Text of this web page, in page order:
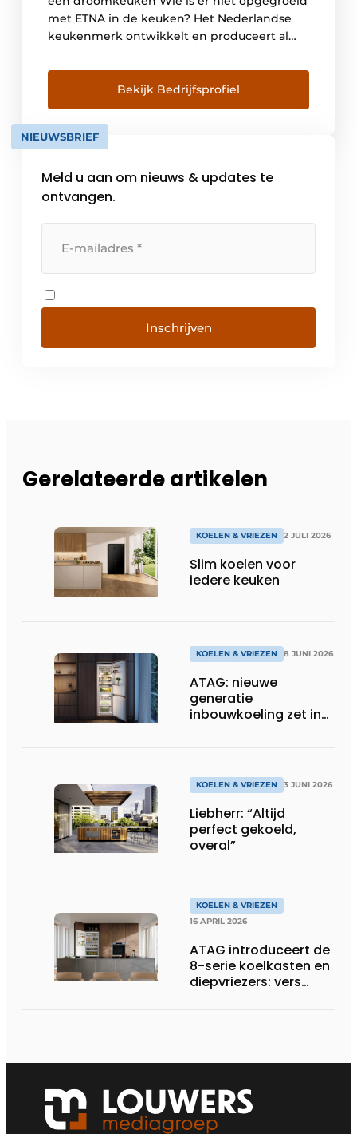
met ETNA in de keuken? Het Nederlandse
keukenmerk ontwikkelt en produceert al
Nederlandse huizen en bewoners in het
achterhoofd. Of je nu op zoek bent naar een
kookplaat of een koelkast, bij ETNA ben je
aan het […]
Bekijk Bedrijfsprofiel
NIEUWSBRIEF
Meld u aan om nieuws & updates te
ontvangen.
Inschrijven
Gerelateerde artikelen
KOELEN & VRIEZEN 2 JULI 2026
Slim koelen voor
iedere keuken
KOELEN & VRIEZEN 8 JUNI 2026
ATAG: nieuwe
generatie
inbouwkoeling zet in
KOELEN & VRIEZEN 3 JUNI 2026
Liebherr: “Altijd
perfect gekoeld,
overal”
KOELEN & VRIEZEN
16 APRIL 2026
ATAG introduceert de
8-serie koelkasten en
diepvriezers: vers